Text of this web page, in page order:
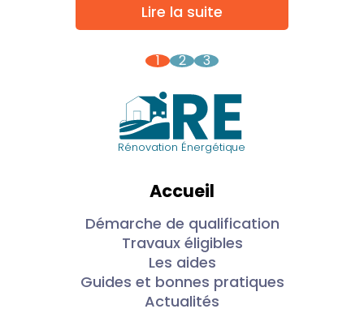
Lire la suite
1 2 3
Rénovation Énergétique
Accueil
Démarche de qualification
Travaux éligibles
Les aides
Guides et bonnes pratiques
Actualités